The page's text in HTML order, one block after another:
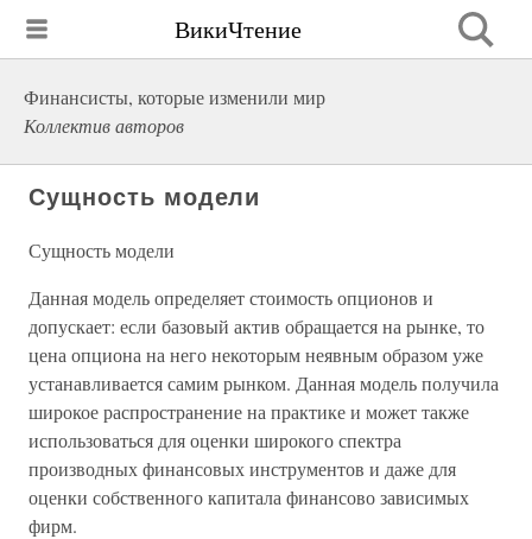
ВикиЧтение
Финансисты, которые изменили мир
Коллектив авторов
Сущность модели
Сущность модели
Данная модель определяет стоимость опционов и
допускает: если базовый актив обращается на рынке, то
цена опциона на него некоторым неявным образом уже
устанавливается самим рынком. Данная модель получила
широкое распространение на практике и может также
использоваться для оценки широкого спектра
производных финансовых инструментов и даже для
оценки собственного капитала финансово зависимых
фирм.